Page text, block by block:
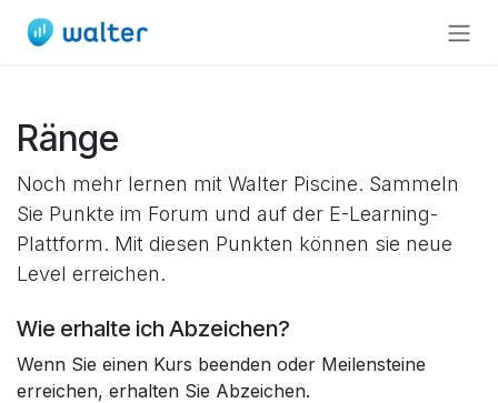
Zum Inhalt springen
Ränge
Noch mehr lernen mit Walter Piscine. Sammeln
Sie Punkte im Forum und auf der E-Learning-
Plattform. Mit diesen Punkten können sie neue
Level erreichen.
Wie erhalte ich Abzeichen?
Wenn Sie einen Kurs beenden oder Meilensteine
erreichen, erhalten Sie Abzeichen.